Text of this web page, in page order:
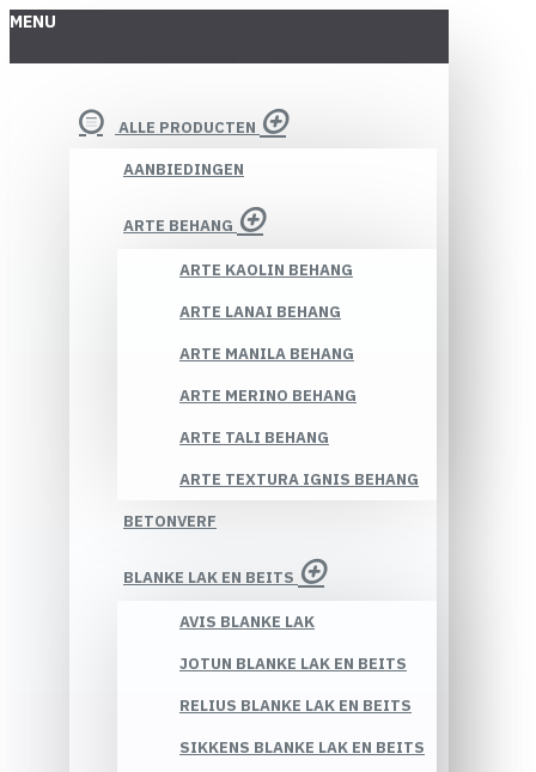
MENU
ALLE PRODUCTEN
AANBIEDINGEN
ARTE BEHANG
ARTE KAOLIN BEHANG
ARTE LANAI BEHANG
ARTE MANILA BEHANG
ARTE MERINO BEHANG
ARTE TALI BEHANG
ARTE TEXTURA IGNIS BEHANG
BETONVERF
BLANKE LAK EN BEITS
AVIS BLANKE LAK
JOTUN BLANKE LAK EN BEITS
RELIUS BLANKE LAK EN BEITS
SIKKENS BLANKE LAK EN BEITS